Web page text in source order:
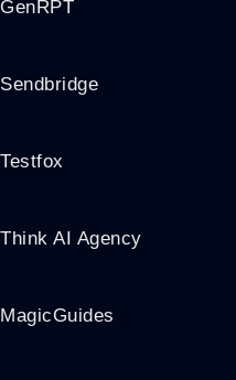
GenRPT
Sendbridge
Testfox
Think AI Agency
MagicGuides